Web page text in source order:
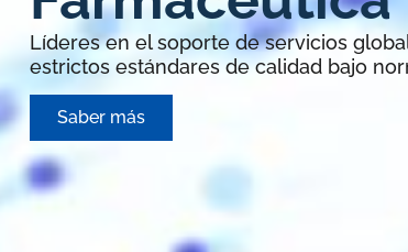
Líderes en el soporte de servicios
estrictos estándares de calidad bajo
Saber más